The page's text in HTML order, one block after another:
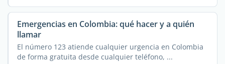
Emergencias en Colombia: qué hacer y a quién
llamar
El número 123 atiende cualquier urgencia en Colombia
de forma gratuita desde cualquier teléfono, ...